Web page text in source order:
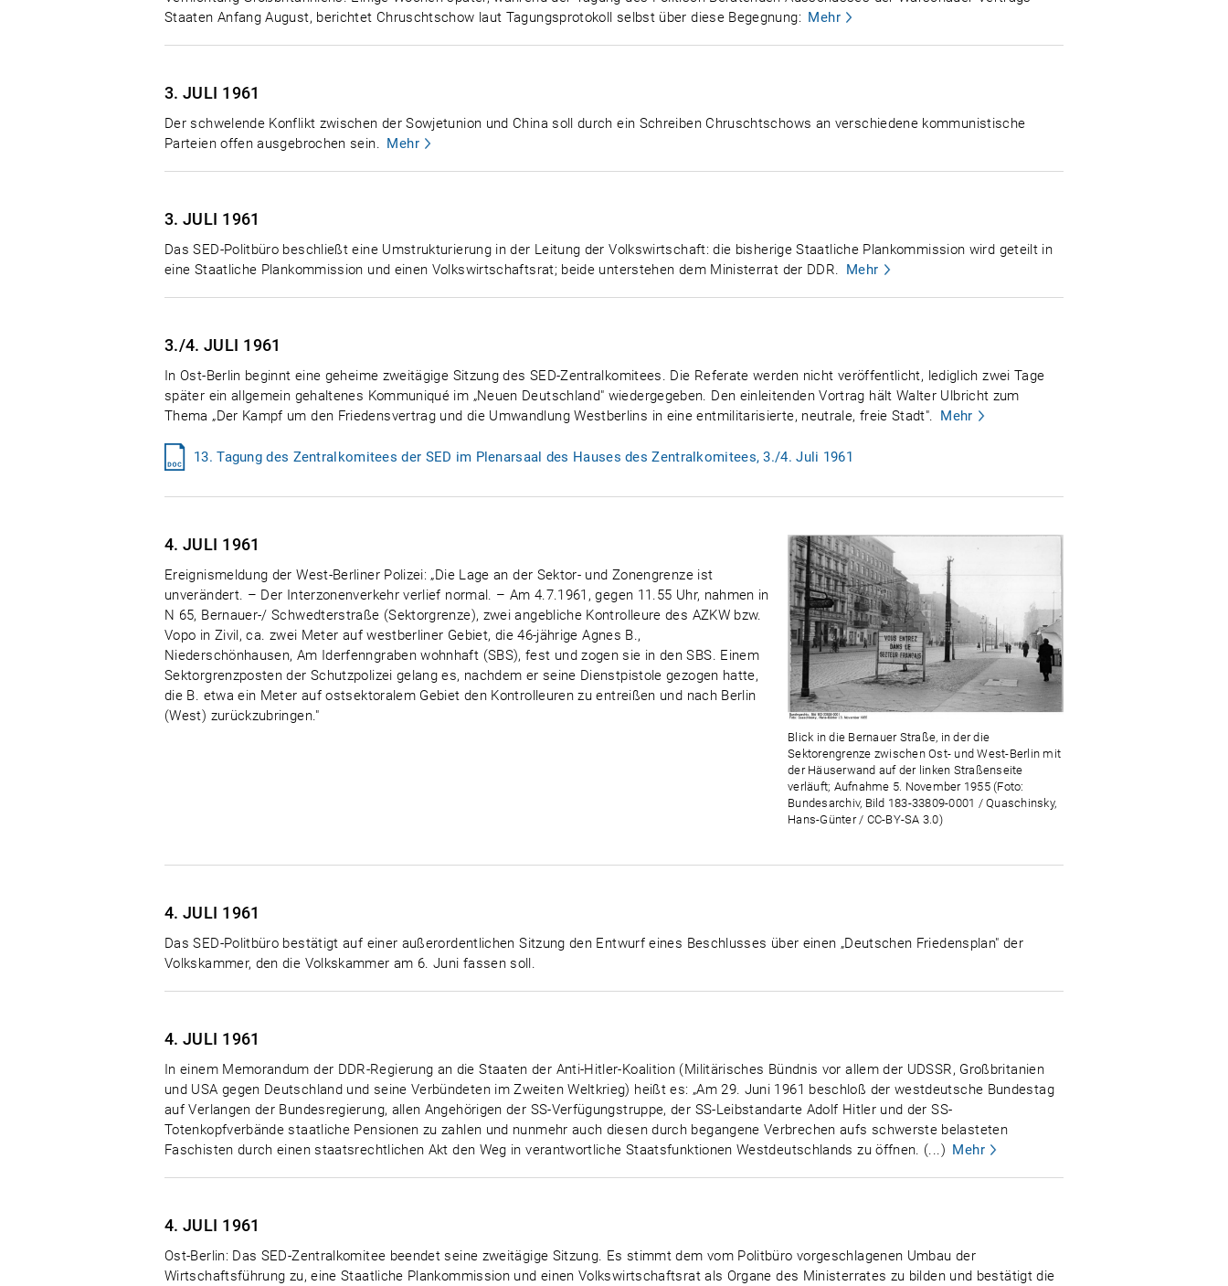
Staaten Anfang August, berichtet Chruschtschow laut Tagungsprotokoll selbst über diese Begegnung: Mehr
3. JULI 1961
Der schwelende Konflikt zwischen der Sowjetunion und China soll durch ein Schreiben Chruschtschows an verschiedene kommunistische
Parteien offen ausgebrochen sein. Mehr
3. JULI 1961
Das SED-Politbüro beschließt eine Umstrukturierung in der Leitung der Volkswirtschaft: die bisherige Staatliche Plankommission wird geteilt in
eine Staatliche Plankommission und einen Volkswirtschaftsrat; beide unterstehen dem Ministerrat der DDR. Mehr
3./4. JULI 1961
In Ost-Berlin beginnt eine geheime zweitägige Sitzung des SED-Zentralkomitees. Die Referate werden nicht veröffentlicht, lediglich zwei Tage
später ein allgemein gehaltenes Kommuniqué im „Neuen Deutschland" wiedergegeben. Den einleitenden Vortrag hält Walter Ulbricht zum
Thema „Der Kampf um den Friedensvertrag und die Umwandlung Westberlins in eine entmilitarisierte, neutrale, freie Stadt". Mehr
13. Tagung des Zentralkomitees der SED im Plenarsaal des Hauses des Zentralkomitees, 3./4. Juli 1961
4. JULI 1961
Blick in die Bernauer Straße, in der die
Sektorengrenze zwischen Ost- und West-Berlin mit
der Häuserwand auf der linken Straßenseite
verläuft; Aufnahme 5. November 1955 (Foto:
Bundesarchiv, Bild 183-33809-0001 / Quaschinsky,
Hans-Günter / CC-BY-SA 3.0)
Ereignismeldung der West-Berliner Polizei: „Die Lage an der Sektor- und Zonengrenze ist
unverändert. – Der Interzonenverkehr verlief normal. – Am 4.7.1961, gegen 11.55 Uhr, nahmen in
N 65, Bernauer-/ Schwedterstraße (Sektorgrenze), zwei angebliche Kontrolleure des AZKW bzw.
Vopo in Zivil, ca. zwei Meter auf westberliner Gebiet, die 46-jährige Agnes B.,
Niederschönhausen, Am Iderfenngraben wohnhaft (SBS), fest und zogen sie in den SBS. Einem
Sektorgrenzposten der Schutzpolizei gelang es, nachdem er seine Dienstpistole gezogen hatte,
die B. etwa ein Meter auf ostsektoralem Gebiet den Kontrolleuren zu entreißen und nach Berlin
(West) zurückzubringen."
4. JULI 1961
Das SED-Politbüro bestätigt auf einer außerordentlichen Sitzung den Entwurf eines Beschlusses über einen „Deutschen Friedensplan" der
Volkskammer, den die Volkskammer am 6. Juni fassen soll.
4. JULI 1961
In einem Memorandum der DDR-Regierung an die Staaten der Anti-Hitler-Koalition (Militärisches Bündnis vor allem der UDSSR, Großbritanien
und USA gegen Deutschland und seine Verbündeten im Zweiten Weltkrieg) heißt es: „Am 29. Juni 1961 beschloß der westdeutsche Bundestag
auf Verlangen der Bundesregierung, allen Angehörigen der SS-Verfügungstruppe, der SS-Leibstandarte Adolf Hitler und der SS-
Totenkopfverbände staatliche Pensionen zu zahlen und nunmehr auch diesen durch begangene Verbrechen aufs schwerste belasteten
Faschisten durch einen staatsrechtlichen Akt den Weg in verantwortliche Staatsfunktionen Westdeutschlands zu öffnen. (...) Mehr
4. JULI 1961
Ost-Berlin: Das SED-Zentralkomitee beendet seine zweitägige Sitzung. Es stimmt dem vom Politbüro vorgeschlagenen Umbau der
Wirtschaftsführung zu, eine Staatliche Plankommission und einen Volkswirtschaftsrat als Organe des Ministerrates zu bilden und bestätigt die